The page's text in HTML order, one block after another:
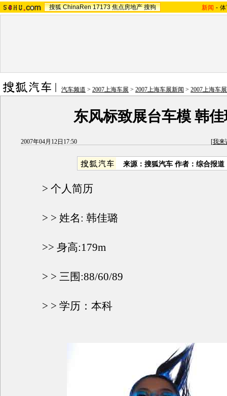
搜狐 ChinaRen 17173 焦点房地产 搜狗 新闻 -
汽车频道 > 2007上海车展 > 2007上海车展新闻 > 2007上海车
东风标致展台车模 韩佳
2007年04月12日17:50 [我来
来源：搜狐汽车 作者：综合报道
> 个人简历
> > 姓名: 韩佳璐
>> 身高:179m
> > 三围:88/60/89
> > 学历：本科